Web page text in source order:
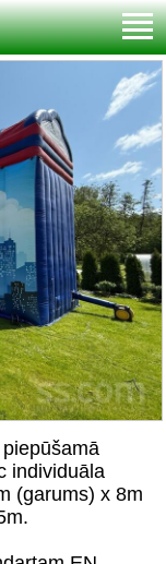
individuāla
(garums) x 8m